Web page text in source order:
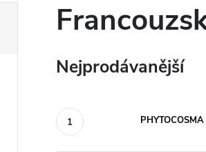
Nejprodávanější